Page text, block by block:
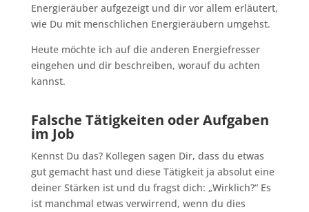
Energieräuber aufgezeigt und dir vor allem erläutert,
wie Du mit menschlichen Energieräubern umgehst.
Heute möchte ich auf die anderen Energiefresser
eingehen und dir beschreiben, worauf du achten
kannst.
Falsche Tätigkeiten oder Aufgaben
im Job
Kennst Du das? Kollegen sagen Dir, dass du etwas
gut gemacht hast und diese Tätigkeit ja absolut eine
deiner Stärken ist und du fragst dich: „Wirklich?“ Es
ist manchmal etwas verwirrend, wenn du dies